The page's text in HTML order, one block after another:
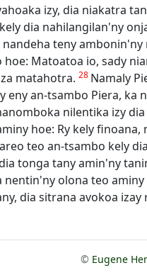
izy, dia niakatra
dia nahilangilan'ny
teny ambonin'ny
Matoatoa io, sady
matahotra. 28 Namaly
eny an-tsambo Piera, ka
nilentika izy
hoe: Ry kely
teo an-tsambo kely
tonga tany amin'ny
olona teo
dia sitrana avokoa izay
© Eugene